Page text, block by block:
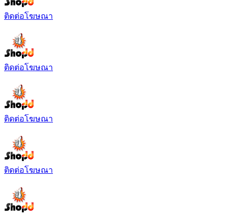
ติดต่อโฆษณา
ติดต่อโฆษณา
ติดต่อโฆษณา
ติดต่อโฆษณา